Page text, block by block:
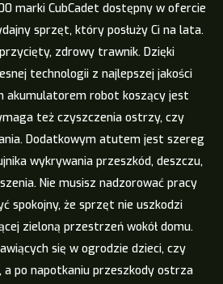
marki CubCadet dostępny w ofercie
sprzęt, który posłuży Ci na lata.
zdrowy trawnik. Dzięki
technologii z najlepszej jakości
akumulatorem robot koszący jest
też czyszczenia ostrzy, czy
Dodatkowym atutem jest szereg
wykrywania przeszkód, deszczu,
Nie musisz nadzorować pracy
spokojny, że sprzęt nie uszkodzi
zieloną przestrzeń wokół domu.
się w ogrodzie dzieci, czy
po napotkaniu przeszkody ostrza